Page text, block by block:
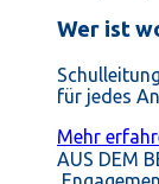
Wer ist
für jedes
Mehr
AUS DEM